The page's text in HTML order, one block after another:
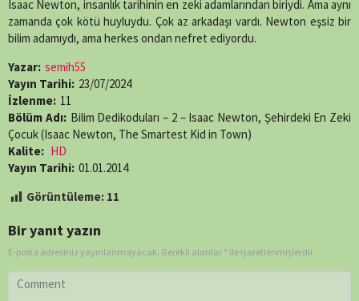
(Twitter)
Isaac Newton, insanlık tarihinin en zeki adamlarından biriydi. Ama aynı
zamanda çok kötü huyluydu. Çok az arkadaşı vardı. Newton eşsiz bir
bilim adamıydı, ama herkes ondan nefret ediyordu.
Yazar: semih55
Yayın Tarihi: 23/07/2024
İzlenme: 11
Bölüm Adı: Bilim Dedikoduları – 2 – Isaac Newton, Şehirdeki En Zeki
Çocuk (Isaac Newton, The Smartest Kid in Town)
Kalite: HD
Yayın Tarihi: 01.01.2014
Görüntüleme: 11
Bir yanıt yazın
E-posta adresiniz yayınlanmayacak. Gerekli alanlar * ile işaretlenmişlerdir